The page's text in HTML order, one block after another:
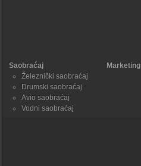
Saobraćaj
Železnički saobraćaj
Drumski saobraćaj
Avio saobraćaj
Vodni saobraćaj
Marketing